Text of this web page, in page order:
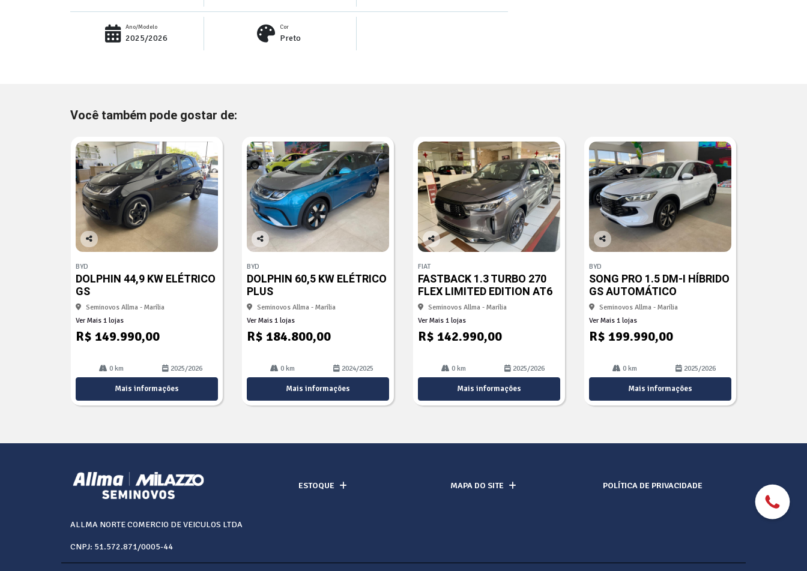
Ano/Modelo
2025/2026
Cor
Preto
Você também pode gostar de:
Co
arti
lhe
BYD
DOLPHIN 44,9 KW ELÉTRICO
GS
Seminovos Allma - Marília
Ver Mais 1 lojas
R$ 149.990,00
0 km 2025/2026
Mais informações
Co
arti
lhe
BYD
DOLPHIN 60,5 KW ELÉTRICO
PLUS
Seminovos Allma - Marília
Ver Mais 1 lojas
R$ 184.800,00
0 km 2024/2025
Mais informações
Co
arti
lhe
FIAT
FASTBACK 1.3 TURBO 270
FLEX LIMITED EDITION AT6
Seminovos Allma - Marília
Ver Mais 1 lojas
R$ 142.990,00
0 km 2025/2026
Mais informações
Co
arti
lhe
BYD
SONG PRO 1.5 DM-I HÍBRIDO
GS AUTOMÁTICO
Seminovos Allma - Marília
Ver Mais 1 lojas
R$ 199.990,00
0 km 2025/2026
Mais informações
ESTOQUE MAPA DO SITE POLÍTICA DE PRIVACIDADE
ALLMA NORTE COMERCIO DE VEICULOS LTDA
CNPJ: 51.572.871/0005-44